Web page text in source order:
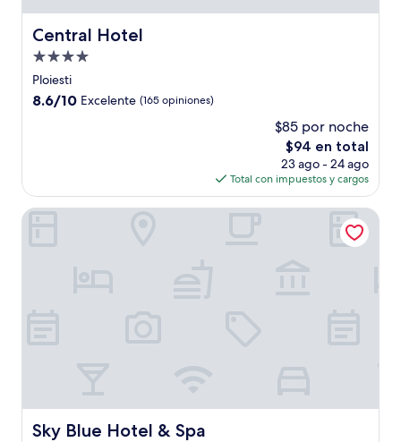
Central Hotel
Central Hotel
Propiedad
de
4.0
Ploiesti
8.6
8.6/10 Excelente (165 opiniones)
$85 por noche
El
precio
actual
es
de
$94 en total
23 ago - 24 ago
Total con impuestos y cargos
Sky Blue Hotel & Spa
Sky Blue Hotel & Spa
Sky Blue Hotel & Spa